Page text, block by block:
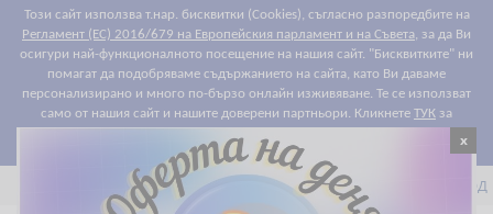
Този сайт използва т.нар. бисквитки (Cookies), съгласно разпоредбите на
Регламент (ЕС) 2016/679 на Европейския парламент и на Съвета, за да Ви
осигури най-функционалното посещение на нашия сайт. "Бисквитките" ни
помагат да подобряваме съдържанието на сайта, като Ви даваме
персонализирано и много по-бързо онлайн изживяване. Те се използват
само от нашия сайт и нашите доверени партньори. Кликнете ТУК за
подробности относно правилата за "бисквитките".
 РЕГИСТРАЦИЯ ВХОД
x